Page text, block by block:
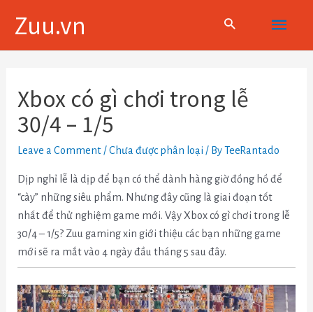
Zuu.vn
Main
Menu
Xbox có gì chơi trong lễ
30/4 – 1/5
Leave a Comment /Chưa được phân loại / ByTeeRantado
Dịp nghỉ lễ là dịp để bạn có thể dành hàng giờ đồng hồ để
“cày” những siêu phẩm. Nhưng đây cũng là giai đoạn tốt
nhất để thử nghiệm game mới. Vậy Xbox có gì chơi trong lễ
30/4 – 1/5? Zuu gaming xin giới thiệu các bạn những game
mới sẽ ra mắt vào 4 ngày đầu tháng 5 sau đây.
bài
viết